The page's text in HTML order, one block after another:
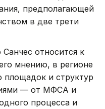
предполагающей
в две трети
относится к
мнению, в регионе
и структур
— от МФСА и
процесса и